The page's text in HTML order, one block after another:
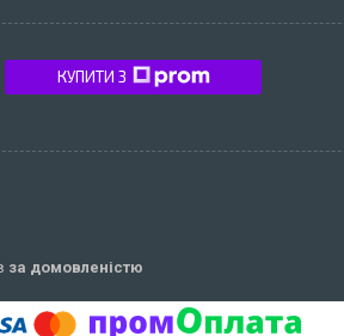
КУПИТИ З
за домовленістю